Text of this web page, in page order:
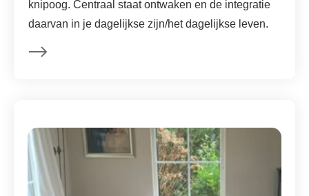
knipoog. Centraal staat ontwaken en de integratie
daarvan in je dagelijkse zijn/het dagelijkse leven.